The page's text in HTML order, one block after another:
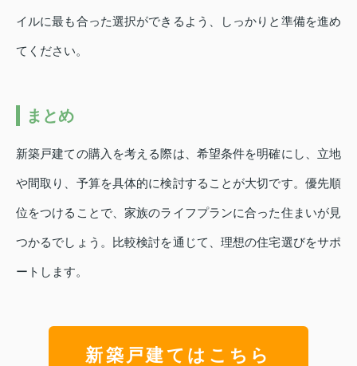
イルに最も合った選択ができるよう、しっかりと準備を進め
てください。
まとめ
新築戸建ての購入を考える際は、希望条件を明確にし、立地
や間取り、予算を具体的に検討することが大切です。優先順
位をつけることで、家族のライフプランに合った住まいが見
つかるでしょう。比較検討を通じて、理想の住宅選びをサポ
ートします。
新築戸建てはこちら